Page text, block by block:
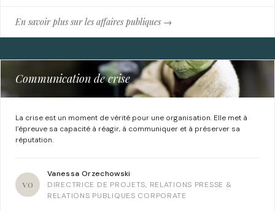
En savoir plus sur les affaires publiques →
Communication de crise
La crise est un moment de vérité pour une organisation. Elle met à
l’épreuve sa capacité à réagir, à communiquer et à préserver sa
réputation.
VO
Vanessa Orzechowski
DIRECTRICE DE PROJETS, RELATIONS PRESSE &
RELATIONS PUBLIQUES CORPORATE